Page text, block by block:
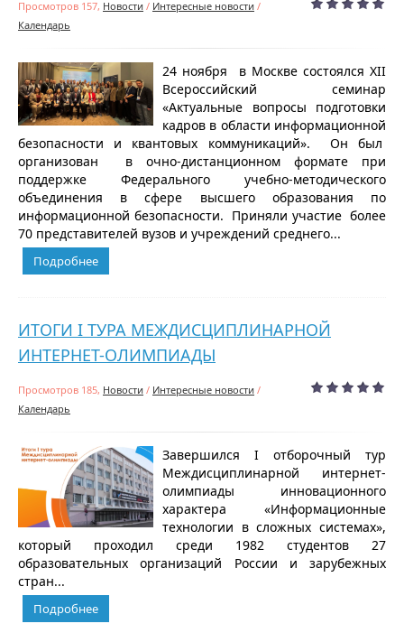
Просмотров 157, Новости / Интересные новости /
Календарь
24 ноября в Москве состоялся XII
Всероссийский семинар
«Актуальные вопросы подготовки
кадров в области информационной
безопасности и квантовых коммуникаций». Он был
организован в очно-дистанционном формате при
поддержке Федерального учебно-методического
объединения в сфере высшего образования по
информационной безопасности. Приняли участие более
70 представителей вузов и учреждений среднего...
Подробнее
ИТОГИ I ТУРА МЕЖДИСЦИПЛИНАРНОЙ
ИНТЕРНЕТ-ОЛИМПИАДЫ
Просмотров 185, Новости / Интересные новости /
Календарь
Завершился I отборочный тур
Междисциплинарной интернет-
олимпиады инновационного
характера «Информационные
технологии в сложных системах»,
который проходил среди 1982 студентов 27
образовательных организаций России и зарубежных
стран...
Подробнее